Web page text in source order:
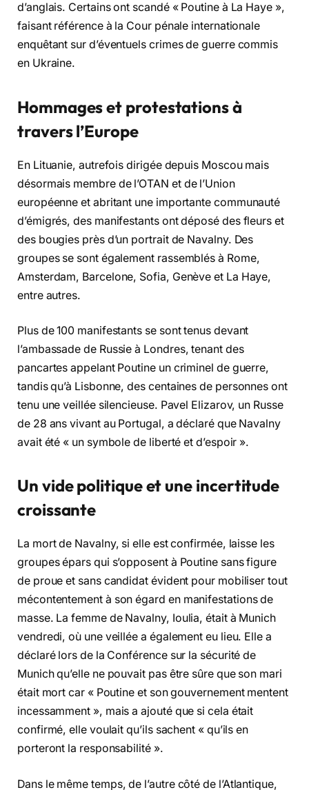
d’anglais. Certains ont scandé « Poutine à La Haye »,
faisant référence à la Cour pénale internationale
enquêtant sur d’éventuels crimes de guerre commis
en Ukraine.
Hommages et protestations à
travers l’Europe
En Lituanie, autrefois dirigée depuis Moscou mais
désormais membre de l’OTAN et de l’Union
européenne et abritant une importante communauté
d’émigrés, des manifestants ont déposé des fleurs et
des bougies près d’un portrait de Navalny. Des
groupes se sont également rassemblés à Rome,
Amsterdam, Barcelone, Sofia, Genève et La Haye,
entre autres.
Plus de 100 manifestants se sont tenus devant
l’ambassade de Russie à Londres, tenant des
pancartes appelant Poutine un criminel de guerre,
tandis qu’à Lisbonne, des centaines de personnes ont
tenu une veillée silencieuse. Pavel Elizarov, un Russe
de 28 ans vivant au Portugal, a déclaré que Navalny
avait été « un symbole de liberté et d’espoir ».
Un vide politique et une incertitude
croissante
La mort de Navalny, si elle est confirmée, laisse les
groupes épars qui s’opposent à Poutine sans figure
de proue et sans candidat évident pour mobiliser tout
mécontentement à son égard en manifestations de
masse. La femme de Navalny, Ioulia, était à Munich
vendredi, où une veillée a également eu lieu. Elle a
déclaré lors de la Conférence sur la sécurité de
Munich qu’elle ne pouvait pas être sûre que son mari
était mort car « Poutine et son gouvernement mentent
incessamment », mais a ajouté que si cela était
confirmé, elle voulait qu’ils sachent « qu’ils en
porteront la responsabilité ».
Dans le même temps, de l’autre côté de l’Atlantique,